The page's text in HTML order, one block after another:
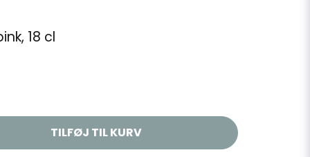
18 cl
TILFØJ TIL KURV